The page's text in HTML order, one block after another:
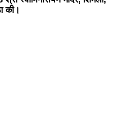
की।